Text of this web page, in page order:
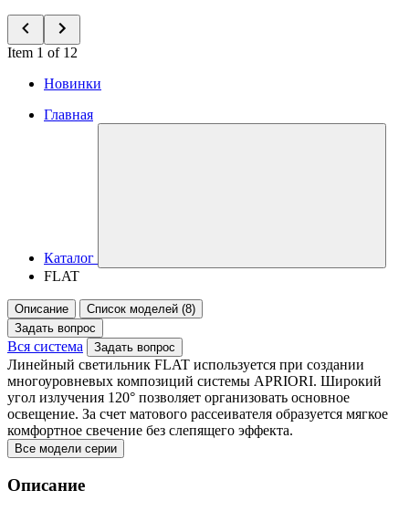
Item 1 of 12
Новинки
Главная
Каталог
FLAT
Описание
Список моделей (8)
Задать вопрос
Вся система Задать вопрос
Линейный светильник FLAT используется при создании
многоуровневых композиций системы APRIORI. Широкий
угол излучения 120° позволяет организовать основное
освещение. За счет матового рассеивателя образуется мягкое
комфортное свечение без слепящего эффекта.
Все модели серии
Описание